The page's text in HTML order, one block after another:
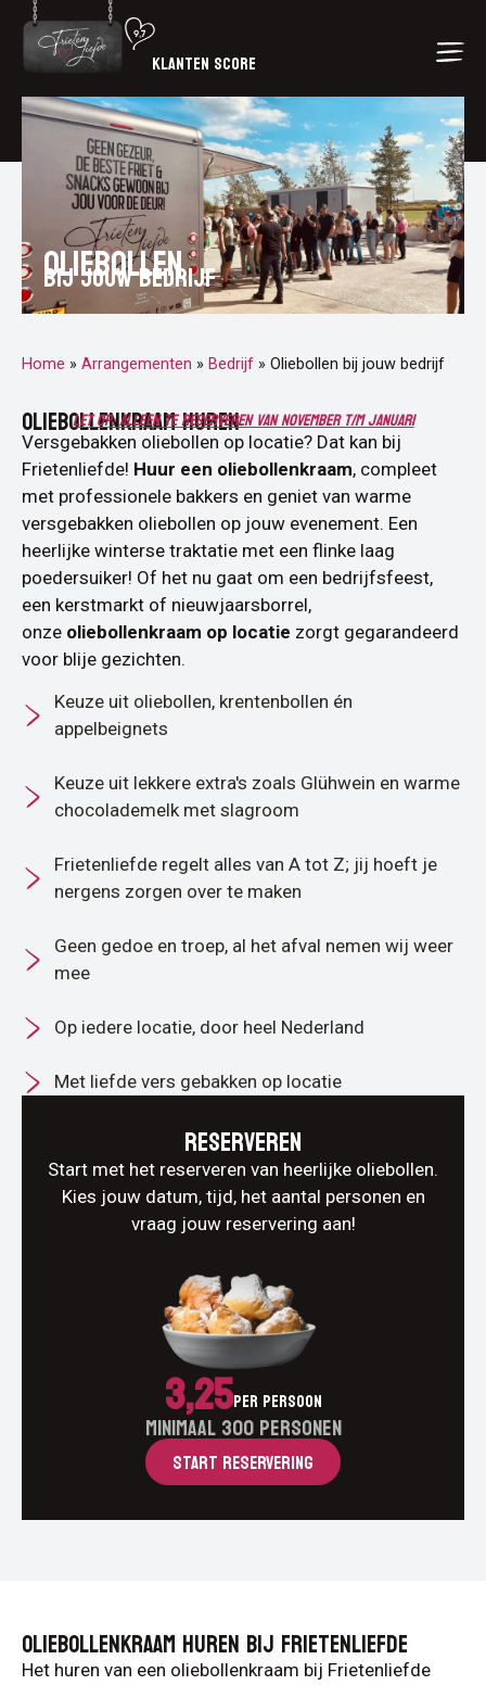
KLANTEN SCORE
Oliebollen
Bij jouw Bedrijf
Home » Arrangementen » Bedrijf » Oliebollen bij jouw bedrijf
OLIEBOLLENKRAAM HUREN
Let op: alleen te reserveren van november t/m januari
Versgebakken oliebollen op locatie? Dat kan bij
Frietenliefde! Huur een oliebollenkraam, compleet
met professionele bakkers en geniet van warme
versgebakken oliebollen op jouw evenement. Een
heerlijke winterse traktatie met een flinke laag
poedersuiker! Of het nu gaat om een bedrijfsfeest,
een kerstmarkt of nieuwjaarsborrel,
onze oliebollenkraam op locatie zorgt gegarandeerd
voor blije gezichten.
Keuze uit oliebollen, krentenbollen én
appelbeignets
Keuze uit lekkere extra's zoals Glühwein en warme
chocolademelk met slagroom
Frietenliefde regelt alles van A tot Z; jij hoeft je
nergens zorgen over te maken
Geen gedoe en troep, al het afval nemen wij weer
mee
Op iedere locatie, door heel Nederland
Met liefde vers gebakken op locatie
Reserveren
Start met het reserveren van heerlijke oliebollen.
Kies jouw datum, tijd, het aantal personen en
vraag jouw reservering aan!
3,25Per persoon
Minimaal 300 personen
START RESERVERING
OLIEBOLLENKRAAM HUREN BIJ FRIETENLIEFDE
Het huren van een oliebollenkraam bij Frietenliefde